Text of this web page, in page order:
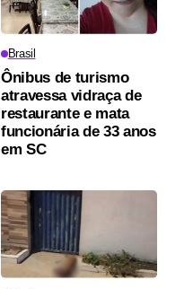
Brasil
Ônibus de turismo
atravessa vidraça de
restaurante e mata
funcionária de 33 anos
em SC